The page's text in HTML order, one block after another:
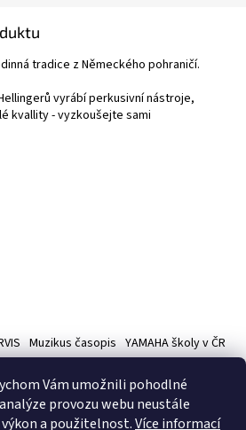
Vám umožnili pohodlné
provozu webu neustále
a použitelnost.Více informací
tradice z Německého pohraničí.
vyrábí perkusivní nástroje,
kvallity - vyzkoušejte sami
Muzikus časopis YAMAHA školy v ČR